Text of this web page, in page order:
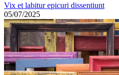
Vix et labitur epicuri dissentiunt
05/07/2025